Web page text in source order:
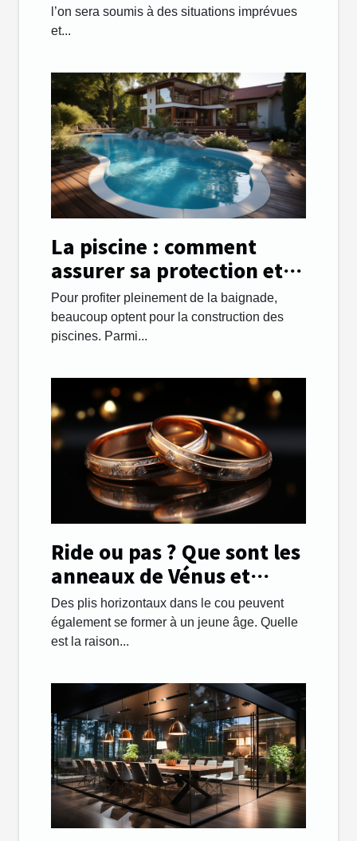
l’on sera soumis à des situations imprévues
et...
La piscine : comment
assurer sa protection et
sa sécurité ?
Pour profiter pleinement de la baignade,
beaucoup optent pour la construction des
piscines. Parmi...
Ride ou pas ? Que sont les
anneaux de Vénus et
comment les gérer.
Des plis horizontaux dans le cou peuvent
également se former à un jeune âge. Quelle
est la raison...